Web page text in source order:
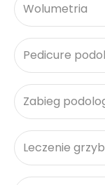
Wolumetria
Pedicure
Zabieg
Leczenie